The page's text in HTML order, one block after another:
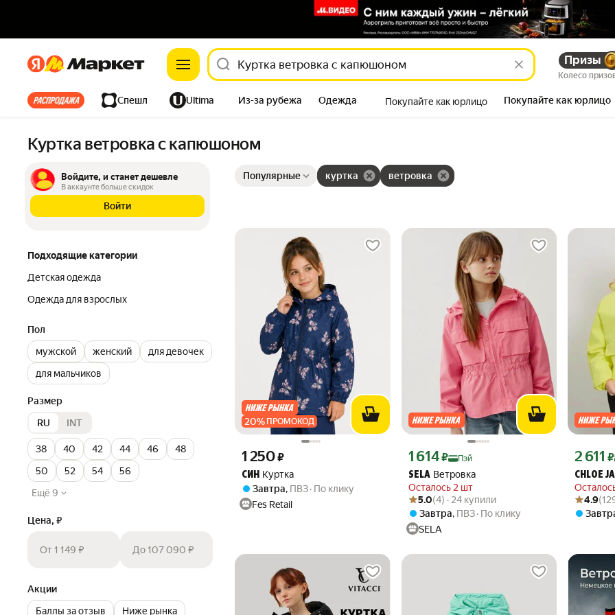
ЯндексЯндекс Призы
Колесо
Все хиты Спешл Ultima Из-за рубежа Одежда Покупайте как юрлицо Покупайте как юрлицо
Куртка ветровка с капюшоном
Войдите, и станет дешевле
В аккаунте больше скидок
Войти
Подходящие категории
Детская одежда
Одежда для взрослых
Пол
мужской
женский
для девочек
для мальчиков
Размер
RU
INT
38 40 42 44 46
48
50
52 54
56
Ещё 9
Цена, ₽
От 1 149 ₽ До 107 090 ₽
Акции
Баллы за отзыв
Ниже рынка
Популярные куртка ветровка
20% ПРОМОКОД
СИН Куртка
Цена 1250 ₽ вместо
1 250₽
Завтра, ПВЗ По клику
Fes Retail
SELA Ветровка
Осталось 2 шт
Цена с картой Яндекс Пэй 1614 ₽ вместо
1 614₽ Пэй
Рейтинг товара: 5.0 из 5
Оценок: (4) · 24 купили
5.0(4) · 24 купили
Завтра, ПВЗ По клику
SELA
CHLOE
Цена с
2 611 ₽
Рейтинг
Оценок:
4.9